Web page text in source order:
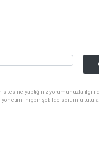
yaptığınız yorumunuzla ilgili
yönetimi hiçbir şekilde sorumlu